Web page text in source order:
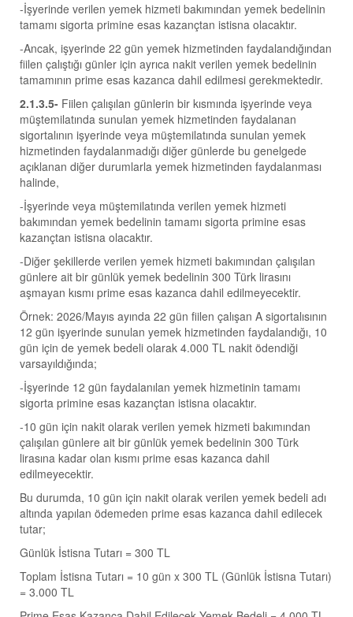
-İşyerinde verilen yemek hizmeti bakımından yemek bedelinin
tamamı sigorta primine esas kazançtan istisna olacaktır.
-Ancak, işyerinde 22 gün yemek hizmetinden faydalandığından
fiilen çalıştığı günler için ayrıca nakit verilen yemek bedelinin
tamamının prime esas kazanca dahil edilmesi gerekmektedir.
2.1.3.5- Fiilen çalışılan günlerin bir kısmında işyerinde veya
müştemilatında sunulan yemek hizmetinden faydalanan
sigortalının işyerinde veya müştemilatında sunulan yemek
hizmetinden faydalanmadığı diğer günlerde bu genelgede
açıklanan diğer durumlarla yemek hizmetinden faydalanması
halinde,
-İşyerinde veya müştemilatında verilen yemek hizmeti
bakımından yemek bedelinin tamamı sigorta primine esas
kazançtan istisna olacaktır.
-Diğer şekillerde verilen yemek hizmeti bakımından çalışılan
günlere ait bir günlük yemek bedelinin 300 Türk lirasını
aşmayan kısmı prime esas kazanca dahil edilmeyecektir.
Örnek: 2026/Mayıs ayında 22 gün fiilen çalışan A sigortalısının
12 gün işyerinde sunulan yemek hizmetinden faydalandığı, 10
gün için de yemek bedeli olarak 4.000 TL nakit ödendiği
varsayıldığında;
-İşyerinde 12 gün faydalanılan yemek hizmetinin tamamı
sigorta primine esas kazançtan istisna olacaktır.
-10 gün için nakit olarak verilen yemek hizmeti bakımından
çalışılan günlere ait bir günlük yemek bedelinin 300 Türk
lirasına kadar olan kısmı prime esas kazanca dahil
edilmeyecektir.
Bu durumda, 10 gün için nakit olarak verilen yemek bedeli adı
altında yapılan ödemeden prime esas kazanca dahil edilecek
tutar;
Günlük İstisna Tutarı = 300 TL
Toplam İstisna Tutarı = 10 gün x 300 TL (Günlük İstisna Tutarı)
= 3.000 TL